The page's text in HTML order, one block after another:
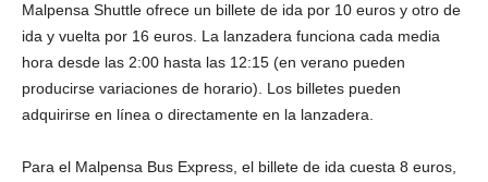
Malpensa Shuttle ofrece un billete de ida por 10 euros y otro de
ida y vuelta por 16 euros. La lanzadera funciona cada media
hora desde las 2:00 hasta las 12:15 (en verano pueden
producirse variaciones de horario). Los billetes pueden
adquirirse en línea o directamente en la lanzadera.
Para el Malpensa Bus Express, el billete de ida cuesta 8 euros,